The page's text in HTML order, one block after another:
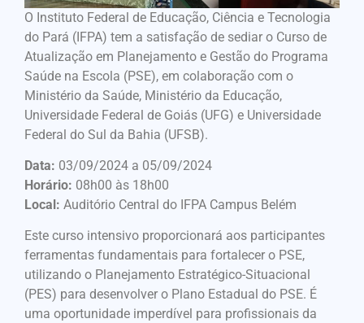
O Instituto Federal de Educação, Ciência e Tecnologia
do Pará (IFPA) tem a satisfação de sediar o Curso de
Atualização em Planejamento e Gestão do Programa
Saúde na Escola (PSE), em colaboração com o
Ministério da Saúde, Ministério da Educação,
Universidade Federal de Goiás (UFG) e Universidade
Federal do Sul da Bahia (UFSB).
Data: 03/09/2024 a 05/09/2024
Horário: 08h00 às 18h00
Local: Auditório Central do IFPA Campus Belém
Este curso intensivo proporcionará aos participantes
ferramentas fundamentais para fortalecer o PSE,
utilizando o Planejamento Estratégico-Situacional
(PES) para desenvolver o Plano Estadual do PSE. É
uma oportunidade imperdível para profissionais da